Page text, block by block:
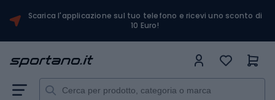
Scarica l'applicazione sul tuo telefono e ricevi uno sconto di
10 Euro!